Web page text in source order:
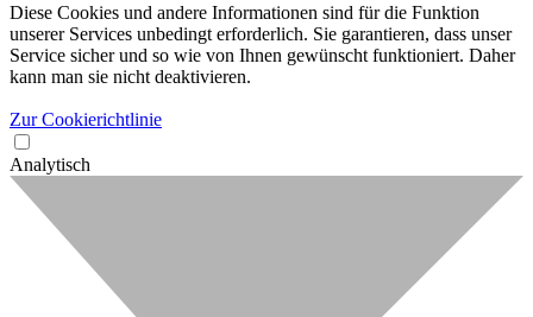
Diese Cookies und andere Informationen sind für die Funktion
unserer Services unbedingt erforderlich. Sie garantieren, dass unser
Service sicher und so wie von Ihnen gewünscht funktioniert. Daher
kann man sie nicht deaktivieren.
Zur Cookierichtlinie
Analytisch